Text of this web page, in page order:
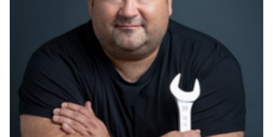
glückliches Leben trotz Trauma zu
führen?